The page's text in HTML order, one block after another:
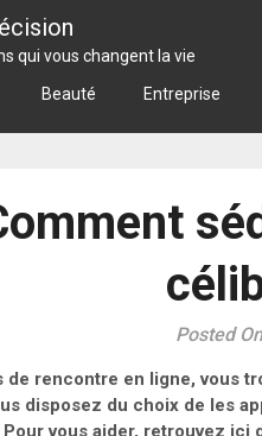
qui vous changent la vie
Beauté Entreprise
Posted
de rencontre en ligne, vous
disposez du choix de les
vous aider, retrouvez